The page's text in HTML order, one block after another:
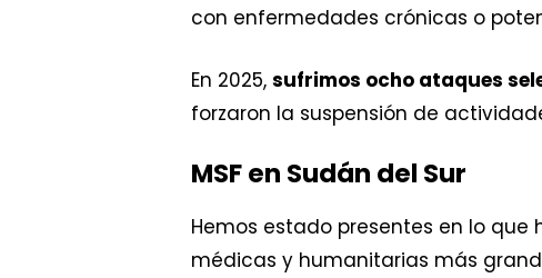
con enfermedades crónicas o
En 2025, sufrimos ocho ataques
forzaron la suspensión de
MSF en Sudán del Sur
Hemos estado presentes en lo que
médicas y humanitarias más